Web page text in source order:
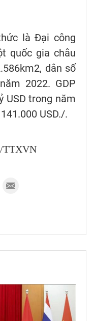
là Đại công
quốc gia châu
dân số
2022. GDP
USD trong năm
USD./.
TTXVN